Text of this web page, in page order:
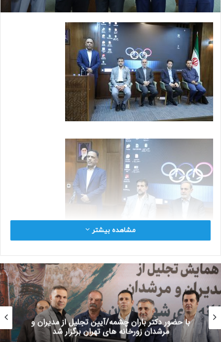
مشاهده بیشتر
با حضور دکتر باران چشمه/آیین تجلیل از مدیران و
مرشدان زورخانه های تهران برگزار شد